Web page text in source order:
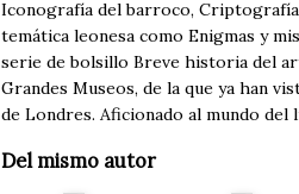
Iconografía del barroco,
temática leonesa como Enigmas y
serie de bolsillo Breve historia del
Grandes Museos, de la que ya han
de Londres. Aficionado al mundo
Del mismo autor